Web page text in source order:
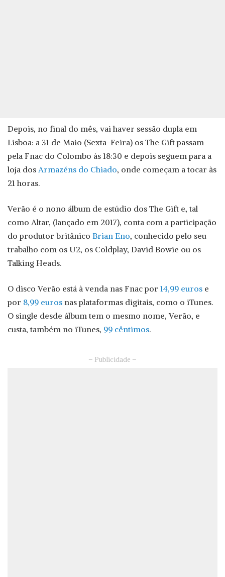
Depois, no final do mês, vai haver sessão dupla em
Lisboa: a 31 de Maio (Sexta-Feira) os The Gift passam
pela Fnac do Colombo às 18:30 e depois seguem para a
loja dos Armazéns do Chiado, onde começam a tocar às
21 horas.
Verão é o nono álbum de estúdio dos The Gift e, tal
como Altar, (lançado em 2017), conta com a participação
do produtor britânico Brian Eno, conhecido pelo seu
trabalho com os U2, os Coldplay, David Bowie ou os
Talking Heads.
O disco Verão está à venda nas Fnac por 14,99 euros e
por 8,99 euros nas plataformas digitais, como o iTunes.
O single desde álbum tem o mesmo nome, Verão, e
custa, também no iTunes, 99 cêntimos.
– Publicidade –